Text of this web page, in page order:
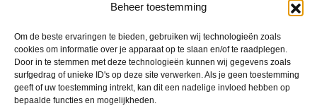
Beheer toestemming
Om de beste ervaringen te bieden, gebruiken wij technologieën zoals
cookies om informatie over je apparaat op te slaan en/of te raadplegen.
Door in te stemmen met deze technologieën kunnen wij gegevens zoals
surfgedrag of unieke ID's op deze site verwerken. Als je geen toestemming
geeft of uw toestemming intrekt, kan dit een nadelige invloed hebben op
bepaalde functies en mogelijkheden.
Zoet
Zuur
Hallal
Vegan
Volg ons